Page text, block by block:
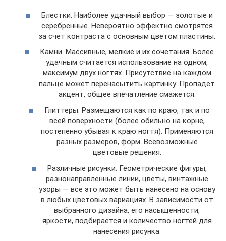
Блестки. Наиболее удачный выбор — золотые и
серебренные. Невероятно эффектно смотрятся
за счет контраста с основным цветом пластины.
Камни. Массивные, мелкие и их сочетания. Более
удачным считается использование на одном,
максимум двух ногтях. Присутствие на каждом
пальце может перенасытить картинку. Пропадет
акцент, общее впечатление смажется.
Глиттеры. Размещаются как по краю, так и по
всей поверхности (более обильно на корне,
постепенно убывая к краю ногтя). Применяются
разных размеров, форм. Всевозможные
цветовые решения.
Различные рисунки. Геометрические фигуры,
разнонаправленные линии, цветы, винтажные
узоры — все это может быть нанесено на основу
в любых цветовых вариациях. В зависимости от
выбранного дизайна, его насыщенности,
яркости, подбирается и количество ногтей для
нанесения рисунка.